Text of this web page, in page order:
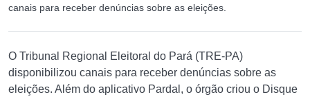
canais para receber denúncias sobre as eleições.
O Tribunal Regional Eleitoral do Pará (TRE-PA)
disponibilizou canais para receber denúncias sobre as
eleições. Além do aplicativo Pardal, o órgão criou o Disque